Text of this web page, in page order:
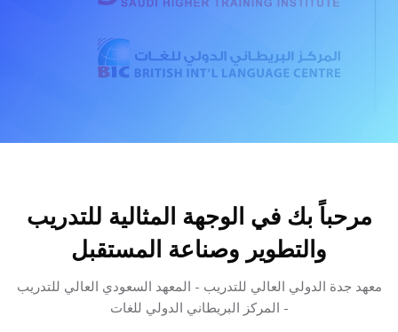
مرحباً بك في الوجهة المثالية للتدريب
والتطوير وصناعة المستقبل
معهد جدة الدولي العالي للتدريب - المعهد السعودي العالي للتدريب
- المركز البريطاني الدولي للغات